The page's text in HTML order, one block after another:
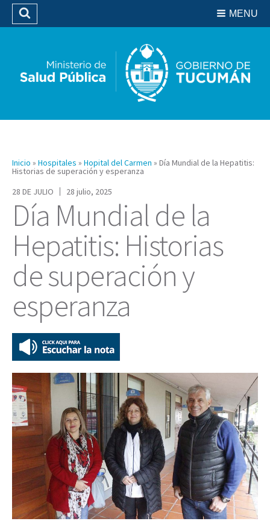
Biblioteca
MENU
Buscar
Inicio » Hospitales » Hopital del Carmen » Día Mundial de la Hepatitis:
Historias de superación y esperanza
28 DE JULIO
28 julio, 2025
Día Mundial de la
Hepatitis: Historias
de superación y
esperanza